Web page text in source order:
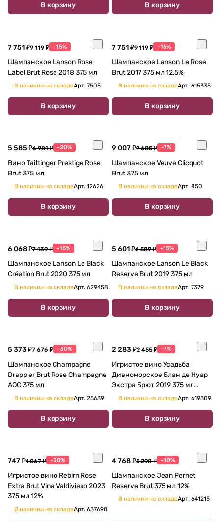
В корзину В корзину
7 751 ₽9 119 ₽ -15%
Шампанское Lanson Rose
Label Brut Rose 2018 375 мл
В наличии на складеАрт. 7505
В корзину
7 751 ₽9 119 ₽ -15%
Шампанское Lanson Le Rose
Brut 2017 375 мл 12,5%
В наличии на складеАрт. 615335
В корзину
5 585 ₽6 981 ₽ -20%
Вино Taittinger Prestige Rose
Brut 375 мл
В наличии на складеАрт. 12626
В корзину
9 007 ₽9 685 ₽ -7%
Шампанское Veuve Clicquot
Brut 375 мл
В наличии на складеАрт. 850
В корзину
6 068 ₽7 139 ₽ -15%
Шампанское Lanson Le Black
Création Brut 2020 375 мл
В наличии на складеАрт. 629458
В корзину
5 601 ₽6 589 ₽ -15%
Шампанское Lanson Le Black
Reserve Brut 2019 375 мл
В наличии на складеАрт. 7379
В корзину
5 373 ₽7 676 ₽ -30%
Шампанское Champagne
Drappier Brut Rose Champagne
AOC 375 мл
В наличии на складеАрт. 25639
В корзину
2 283 ₽2 455 ₽ -7%
Игристое вино Усадьба
Дивноморское Блан де Нуар
Экстра Брют 2019 375 мл
12,5%
В наличии на складеАрт. 619309
В корзину
747 ₽1 067 ₽ -30%
Игристое вино Rebirn Rose
Extra Brut Vina Valdivieso 2023
375 мл 12%
В наличии на складеАрт. 637698
4 768 ₽5 298 ₽ -10%
Шампанское Jean Pernet
Reserve Brut 375 мл 12%
В наличии на складеАрт. 641215